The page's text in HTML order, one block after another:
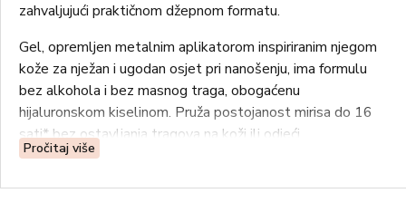
zahvaljujući praktičnom džepnom formatu.
Gel, opremljen metalnim aplikatorom inspiriranim njegom
kože za nježan i ugodan osjet pri nanošenju, ima formulu
bez alkohola i bez masnog traga, obogaćenu
hijaluronskom kiselinom. Pruža postojanost mirisa do 16
sati* bez ostavljanja tragova na koži ili odjeći.
osjetljivu kožu.
Pročitaj više